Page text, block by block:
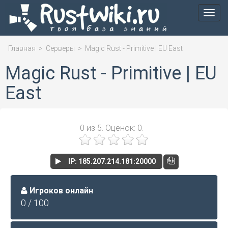
Меню
Главная > Серверы > Magic Rust - Primitive | EU East
Magic Rust - Primitive | EU
East
0 из 5. Оценок: 0.
IP: 185.207.214.181:20000
Игроков онлайн
0 / 100